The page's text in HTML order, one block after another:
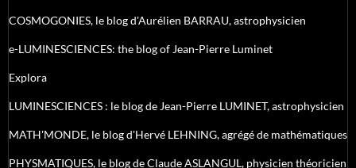
COSMOGONIES, le blog d'Aurélien BARRAU, astrophysicien
e-LUMINESCIENCES: the blog of Jean-Pierre Luminet
Explora
LUMINESCIENCES : le blog de Jean-Pierre LUMINET, astrophysicien
MATH'MONDE, le blog d'Hervé LEHNING, agrégé de mathématiques
PHYSMATIQUES, le blog de Claude ASLANGUL, physicien théoricien